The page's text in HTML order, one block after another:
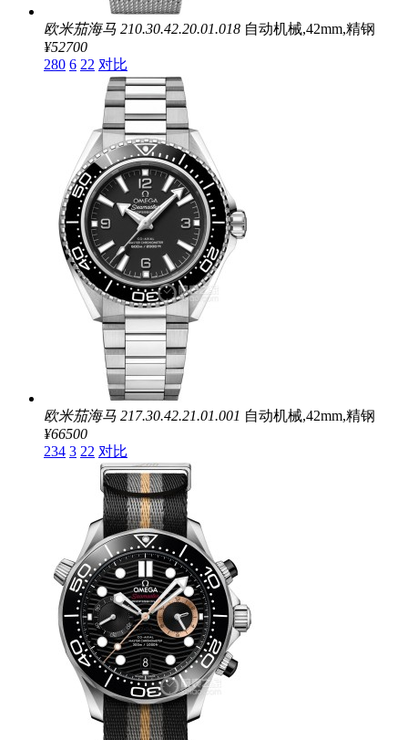
欧米茄海马 210.30.42.20.01.018 自动机械,42mm,精钢
¥52700
280 6 22 对比
欧米茄海马 217.30.42.21.01.001 自动机械,42mm,精钢
¥66500
234 3 22 对比